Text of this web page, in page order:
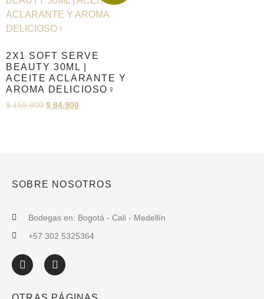
2X1 SOFT SERVE
BEAUTY 30ML |
ACEITE ACLARANTE Y
AROMA DELICIOSO♀️
$159.900 $ 84.900
SOBRE NOSOTROS
Bodegas en: Bogotá - Cali - Medellín
+57 302 5325364